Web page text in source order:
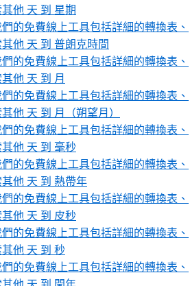
他 天 到 星期
的免費線上工具包括詳細的轉換表、
他 天 到 普朗克時間
的免費線上工具包括詳細的轉換表、
他 天 到 月
的免費線上工具包括詳細的轉換表、
他 天 到 月（朔望月）
的免費線上工具包括詳細的轉換表、
他 天 到 毫秒
的免費線上工具包括詳細的轉換表、
他 天 到 熱帶年
的免費線上工具包括詳細的轉換表、
他 天 到 皮秒
的免費線上工具包括詳細的轉換表、
他 天 到 秒
的免費線上工具包括詳細的轉換表、